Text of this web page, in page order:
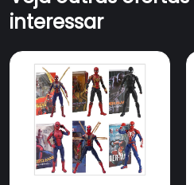
interessar